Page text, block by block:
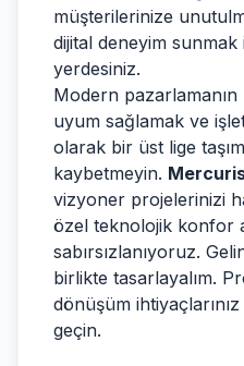
müşterilerinize
dijital deneyim
yerdesiniz.
Modern
uyum sağlamak ve
olarak bir üst lige
kaybetmeyin.
vizyoner projelerinizi
özel teknolojik konfor
sabırsızlanıyoruz.
birlikte tasarlayalım.
dönüşüm
geçin.